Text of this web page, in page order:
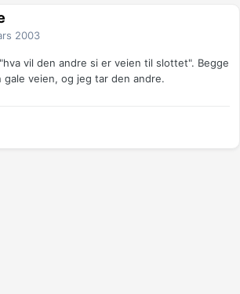
2003
vil den andre si er veien til slottet". Begge
gale veien, og jeg tar den andre.